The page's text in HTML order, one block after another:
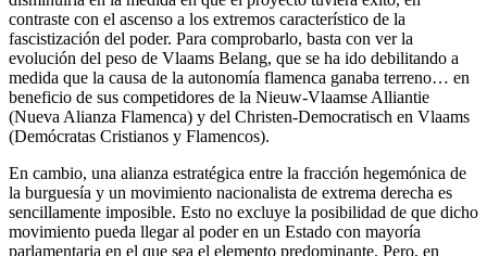
contraste con el ascenso a los extremos característico de la
fascistización del poder. Para comprobarlo, basta con ver la
evolución del peso de Vlaams Belang, que se ha ido debilitando a
medida que la causa de la autonomía flamenca ganaba terreno… en
beneficio de sus competidores de la Nieuw-Vlaamse Alliantie
(Nueva Alianza Flamenca) y del Christen-Democratisch en Vlaams
(Demócratas Cristianos y Flamencos).
En cambio, una alianza estratégica entre la fracción hegemónica de
la burguesía y un movimiento nacionalista de extrema derecha es
sencillamente imposible. Esto no excluye la posibilidad de que dicho
movimiento pueda llegar al poder en un Estado con mayoría
parlamentaria en el que sea el elemento predominante. Pero, en